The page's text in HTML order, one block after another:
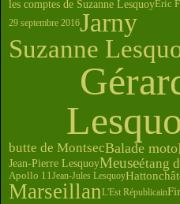
les comptes de Suzanne LesquoyEric
29 septembre 2016Jarny
Suzanne
butte de MontsecBalade moto
Jean-Pierre LesquoyMeuseétang
Apollo 11Jean-Jules Lesquoy
MarseillanL'Est Républicain